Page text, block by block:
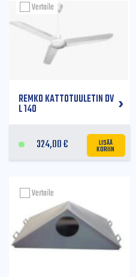
REMKO KATTOTUULETIN DV
L 140
324,00€ LISÄÄ
KORIIN
Vertaile
Vertaile